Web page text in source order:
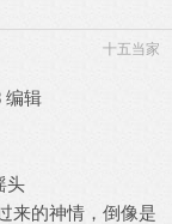
十五当家
编辑
头
来的神情，倒像是